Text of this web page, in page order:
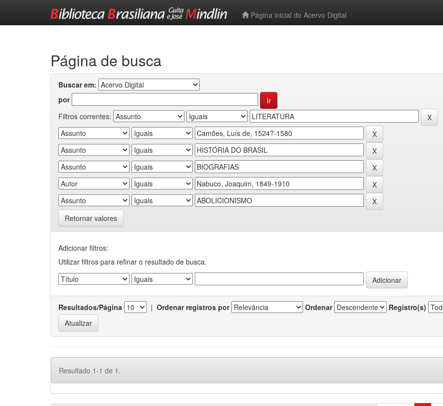
Página inicial do Acervo Digital
Página de busca
Buscar em:
por
Filtros correntes:
Retornar valores
Adicionar filtros:
Utilizar filtros para refinar o resultado de busca.
Resultados/Página | Ordenar registros por Ordenar Registro(s)
Resultado 1-1 de 1.